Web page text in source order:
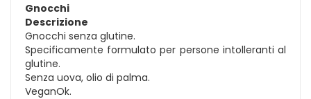
Gnocchi
Descrizione
Gnocchi senza glutine.
Specificamente formulato per persone intolleranti al
glutine.
Senza uova, olio di palma.
VeganOk.